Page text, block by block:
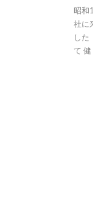
昭和
社に
し
て 健